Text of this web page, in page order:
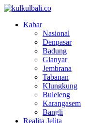
Kabar
Nasional
Denpasar
Badung
Gianyar
Jembrana
Tabanan
Klungkung
Buleleng
Karangasem
Bangli
Realita Jelita